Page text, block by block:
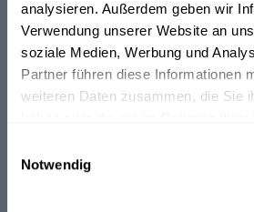
analysieren. Außerdem geben wir
Verwendung unserer Website an
soziale Medien, Werbung und
Partner führen diese Informationen
weiteren Daten zusammen, die Sie
Notwendig
Samuel